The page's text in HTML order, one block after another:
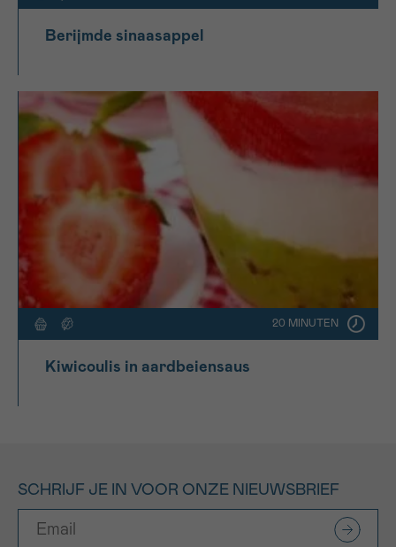
Berijmde sinaasappel
20 MINUTEN
Kiwicoulis in aardbeiensaus
SCHRIJF JE IN VOOR ONZE NIEUWSBRIEF